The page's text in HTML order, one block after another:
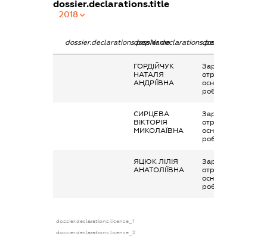
dossier.declarations.title
2018
dossier.declarations.pepNamedossier.declarations.personName
ГОРДІЙЧУК
НАТАЛЯ
АНДРІЇВНА
Заробітна плата
отримана за
основним місцем
роботи
СИРЦЕВА
ВІКТОРІЯ
МИКОЛАЇВНА
Заробітна плата
отримана за
основним місцем
роботи
ЯЦЮК ЛІЛІЯ
АНАТОЛІЇВНА
Заробітна плата
отримана за
основним місцем
роботи
dossier.declarations.license_1
dossier.declarations.license_2